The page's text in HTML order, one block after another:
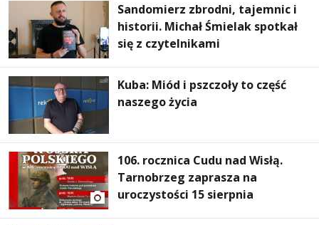
Sandomierz zbrodni, tajemnic i
historii. Michał Śmielak spotkał
się z czytelnikami
Kuba: Miód i pszczoły to część
naszego życia
106. rocznica Cudu nad Wisłą.
Tarnobrzeg zaprasza na
uroczystości 15 sierpnia